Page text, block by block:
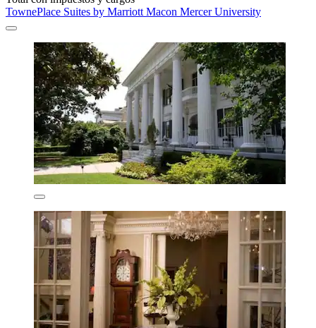
TownePlace Suites by Marriott Macon Mercer University